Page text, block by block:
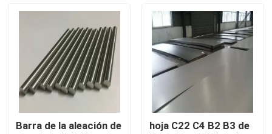
Control de calidad
Éntrenos en contacto con
Barra de la aleación de
hoja C22 C4 B2 B3 de